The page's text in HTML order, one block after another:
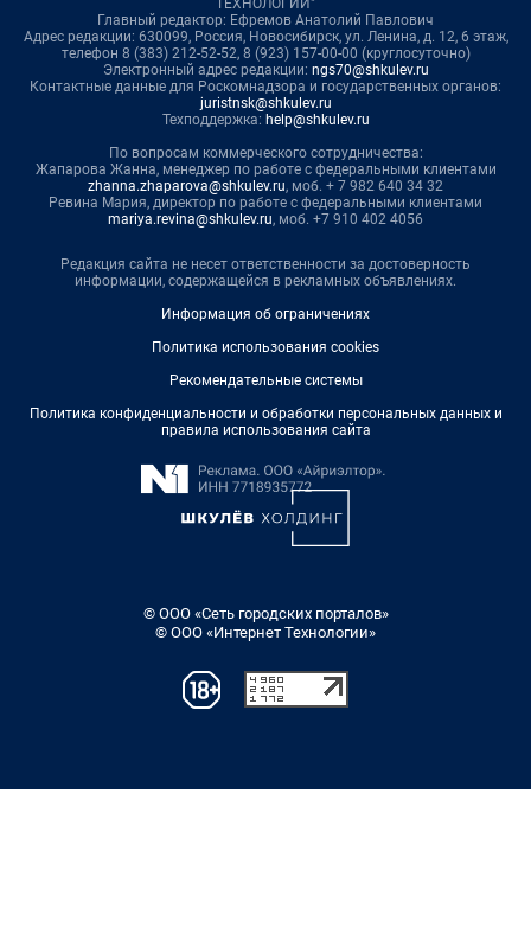
ТЕХНОЛОГИИ"
Главный редактор: Ефремов Анатолий Павлович
Адрес редакции: 630099, Россия, Новосибирск, ул. Ленина, д. 12, 6 этаж,
телефон 8 (383) 212-52-52, 8 (923) 157-00-00 (круглосуточно)
Электронный адрес редакции: ngs70@shkulev.ru
Контактные данные для Роскомнадзора и государственных органов:
juristnsk@shkulev.ru
Техподдержка: help@shkulev.ru
По вопросам коммерческого сотрудничества:
Жапарова Жанна, менеджер по работе с федеральными клиентами
zhanna.zhaparova@shkulev.ru, моб. + 7 982 640 34 32
Ревина Мария, директор по работе с федеральными клиентами
mariya.revina@shkulev.ru, моб. +7 910 402 4056
Редакция сайта не несет ответственности за достоверность
информации, содержащейся в рекламных объявлениях.
Информация об ограничениях
Политика использования cookies
Рекомендательные системы
Политика конфиденциальности и обработки персональных данных и
правила использования сайта
© ООО «Сеть городских порталов»
© ООО «Интернет Технологии»